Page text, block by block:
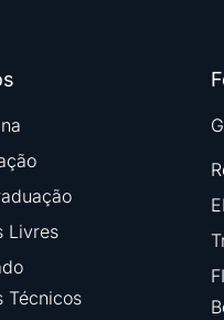
Livres
Técnicos